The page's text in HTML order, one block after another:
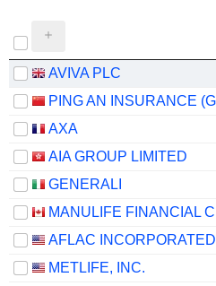
AVIVA PLC
AXA
AIA GROUP LIMITED
GENERALI
AFLAC INCORPORATED
METLIFE, INC.